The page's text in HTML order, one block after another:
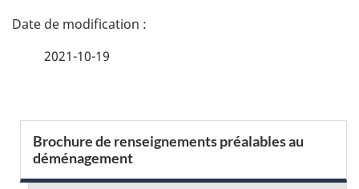
D
a
2021-10-19
e
Brochure de renseignements préalables au
déménagement